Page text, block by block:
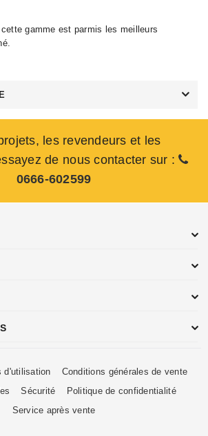
gamme est parmis les meilleurs
les revendeurs et les
de nous contacter sur :
0666-602599
d'utilisation
Conditions générales de vente
Sécurité
Politique de confidentialité
Service après vente